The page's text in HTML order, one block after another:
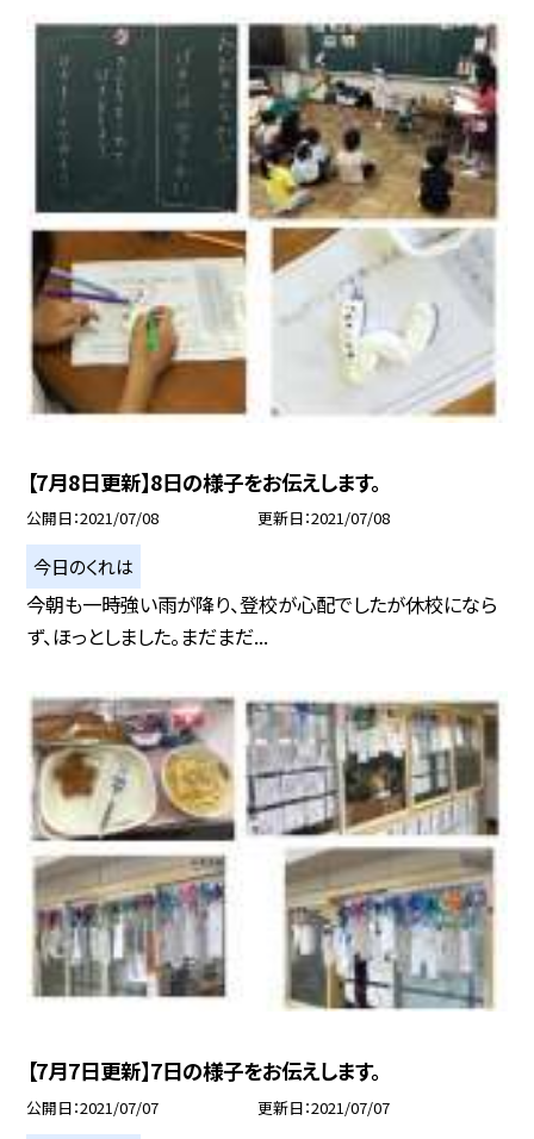
【7月8日更新】8日の様子をお伝えします。
公開日 2021/07/08 更新日 2021/07/08
今日のくれは
今朝も一時強い雨が降り、登校が心配でしたが休校になら
ず、ほっとしました。まだまだ...
【7月7日更新】7日の様子をお伝えします。
公開日 2021/07/07 更新日 2021/07/07